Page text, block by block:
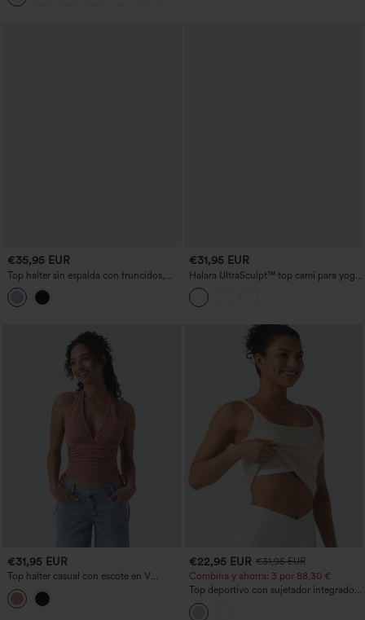
€35,95 EUR
Top halter sin espalda con fruncidos,
superposición de malla y sujetador
incorporado — top para resort
€31,95 EUR
Halara UltraSculpt™ top cami para yoga,
refrescante y de secado rápido, con
copas moldeadas - UPF50+
€31,95 EUR
Top halter casual con escote en V
profundo, espalda descubierta y
fruncido con cordón.
€22,95 EUR €31,95 EUR
Combina y ahorra: 3 por 88,30 €
Top deportivo con sujetador integrado,
espalda en V y efecto alisador en las
axilas